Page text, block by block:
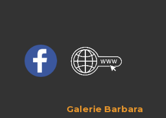
Galerie Barbara